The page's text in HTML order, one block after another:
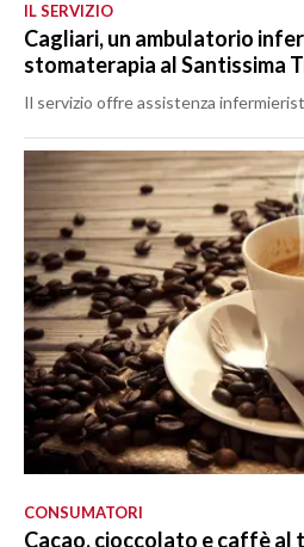
IL SERVIZIO
Cagliari, un ambulatorio
stomaterapia al Santissima
Il servizio offre assistenza
CONSUMATORI
Cacao, cioccolato e caffè al